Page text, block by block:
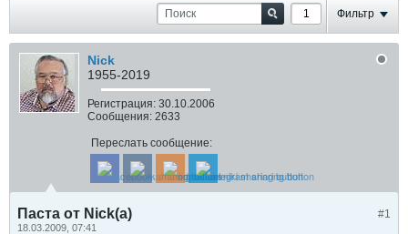
Фильтр
Nick
1955-2019
Регистрация: 30.10.2006
Сообщения: 2633
Переслать сообщение:
#1
Паста от Nick(a)
18.03.2009, 07:41